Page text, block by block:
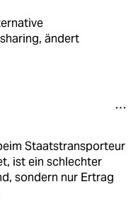
ändert
Staatstransporteur
ist ein schlechter
sondern nur Ertrag